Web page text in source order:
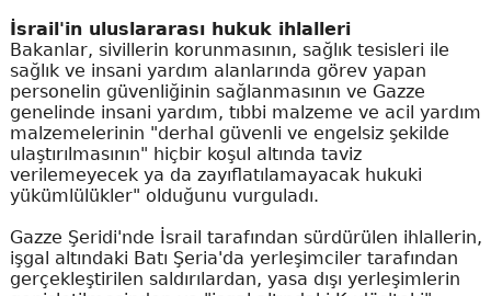
İsrail'in uluslararası hukuk ihlalleri
Bakanlar, sivillerin korunmasının, sağlık tesisleri ile
sağlık ve insani yardım alanlarında görev yapan
personelin güvenliğinin sağlanmasının ve Gazze
genelinde insani yardım, tıbbi malzeme ve acil yardım
malzemelerinin "derhal güvenli ve engelsiz şekilde
ulaştırılmasının" hiçbir koşul altında taviz
verilemeyecek ya da zayıflatılamayacak hukuki
yükümlülükler" olduğunu vurguladı.
Gazze Şeridi'nde İsrail tarafından sürdürülen ihlallerin,
işgal altındaki Batı Şeria'da yerleşimciler tarafından
gerçekleştirilen saldırılardan, yasa dışı yerleşimlerin